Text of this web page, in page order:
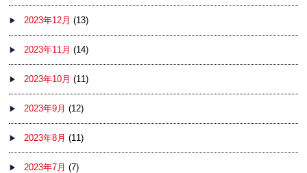
2023年12月 (13)
2023年11月 (14)
2023年10月 (11)
2023年9月 (12)
2023年8月 (11)
2023年7月 (7)